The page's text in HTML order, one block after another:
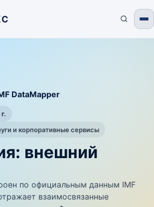
DataMapper
и корпоративные сервисы
внешний
по официальным данным IMF
взаимосвязанные